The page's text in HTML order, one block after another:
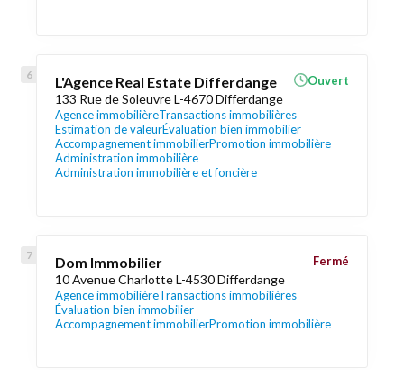
L'Agence Real Estate Differdange
133 Rue de Soleuvre L-4670 Differdange
Agence immobilièreTransactions immobilières
Estimation de valeurÉvaluation bien immobilier
Accompagnement immobilierPromotion immobilière
Administration immobilière
Administration immobilière et foncière
Ouvert
Dom Immobilier
10 Avenue Charlotte L-4530 Differdange
Agence immobilièreTransactions immobilières
Évaluation bien immobilier
Accompagnement immobilierPromotion immobilière
Fermé